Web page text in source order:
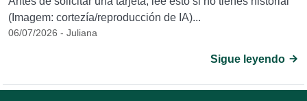
(Imagem: cortezía/reproducción de IA)...
06/07/2026 - Juliana
Sigue leyendo